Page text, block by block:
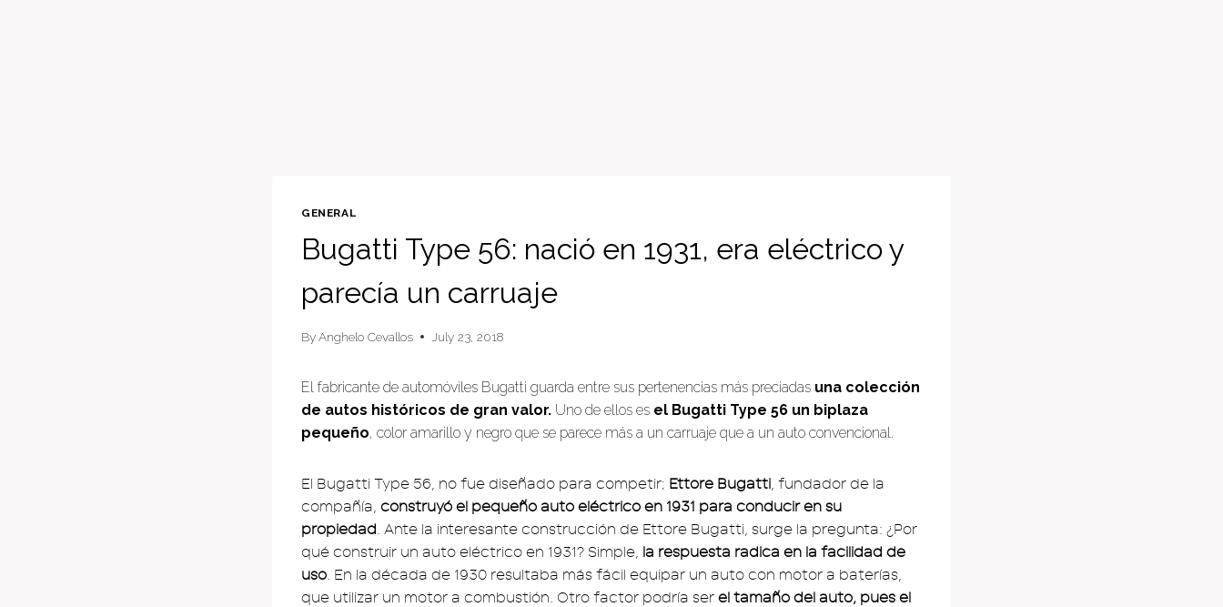
GENERAL
Bugatti Type 56: nació en 1931, era eléctrico y
parecía un carruaje
ByAnghelo Cevallos July 23, 2018
El fabricante de automóviles Bugatti guarda entre sus pertenencias más preciadas una colección
de autos históricos de gran valor. Uno de ellos es el Bugatti Type 56 un biplaza
pequeño, color amarillo y negro que se parece más a un carruaje que a un auto convencional.
El Bugatti Type 56, no fue diseñado para competir; Ettore Bugatti, fundador de la
compañía, construyó el pequeño auto eléctrico en 1931 para conducir en su
propiedad. Ante la interesante construcción de Ettore Bugatti, surge la pregunta: ¿Por
qué construir un auto eléctrico en 1931? Simple, la respuesta radica en la facilidad de
uso. En la década de 1930 resultaba más fácil equipar un auto con motor a baterías,
que utilizar un motor a combustión. Otro factor podría ser el tamaño del auto, pues el